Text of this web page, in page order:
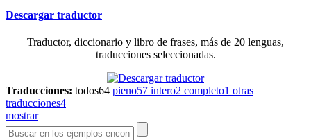
Descargar traductor
Traductor, diccionario y libro de frases, más de 20 lenguas,
traducciones seleccionadas.
Traducciones: todos64 pieno57 intero2 completo1 otras
traducciones4
mostrar